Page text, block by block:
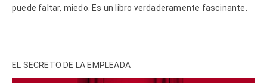
puede faltar, miedo. Es un libro verdaderamente fascinante.
EL SECRETO DE LA EMPLEADA